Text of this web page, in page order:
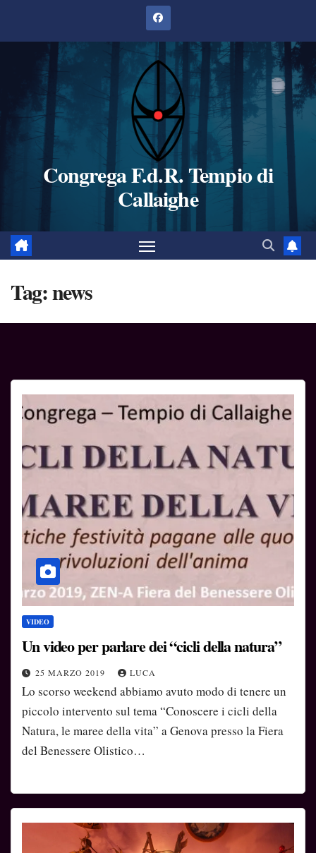
Congrega F.d.R. Tempio di
Callaighe
Tag:news
VIDEO
Un video per parlare dei “cicli della natura”
25 MARZO 2019 LUCA
Lo scorso weekend abbiamo avuto modo di tenere un
piccolo intervento sul tema “Conoscere i cicli della
Natura, le maree della vita” a Genova presso la Fiera
del Benessere Olistico…